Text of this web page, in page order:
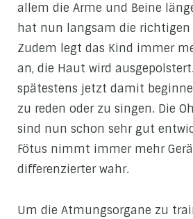
allem die Arme und Beine
hat nun langsam die richtigen
Zudem legt das Kind immer
an, die Haut wird
spätestens jetzt damit
zu reden oder zu singen. Die
sind nun schon sehr gut
Fötus nimmt immer mehr
differenzierter wahr.
Um die Atmungsorgane zu